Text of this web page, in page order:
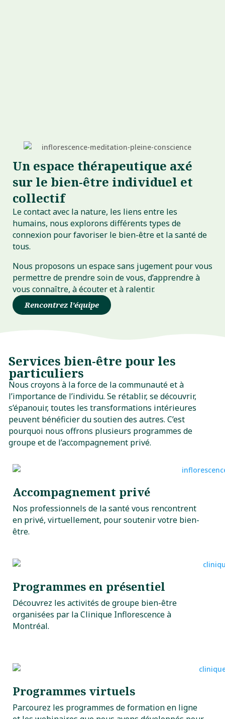
Un espace thérapeutique axé
sur le bien-être individuel et
collectif
Le contact avec la nature, les liens entre les
humains, nous explorons différents types de
connexion pour favoriser le bien-être et la santé de
tous.
Nous proposons un espace sans jugement pour vous
permettre de prendre soin de vous, d’apprendre à
vous connaître, à écouter et à ralentir.
Rencontrez l’équipe
Services bien-être pour les
particuliers
Nous croyons à la force de la communauté et à
l’importance de l’individu. Se rétablir, se découvrir,
s’épanouir, toutes les transformations intérieures
peuvent bénéficier du soutien des autres. C’est
pourquoi nous offrons plusieurs programmes de
groupe et de l’accompagnement privé.
Accompagnement privé
Nos professionnels de la santé vous rencontrent
en privé, virtuellement, pour soutenir votre bien-
être.
Programmes en présentiel
Découvrez les activités de groupe bien-être
organisées par la Clinique Inflorescence à
Montréal.
Programmes virtuels
Parcourez les programmes de formation en ligne